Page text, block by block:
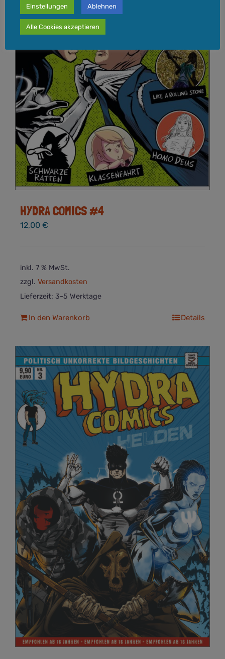
HYDRA COMICS #4
12,00 €
inkl. 7 % MwSt.
zzgl. Versandkosten
Lieferzeit: 3-5 Werktage
In den Warenkorb Details
Einstellungen Ablehnen
Alle Cookies akzeptieren